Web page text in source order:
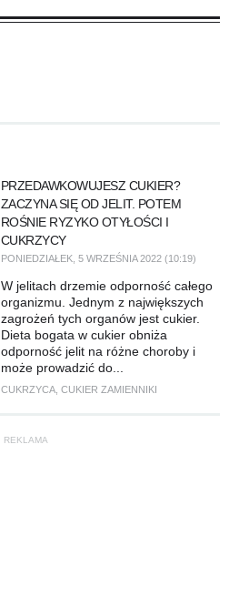
PRZEDAWKOWUJESZ CUKIER?
ZACZYNA SIĘ OD JELIT. POTEM
ROŚNIE RYZYKO OTYŁOŚCI I
CUKRZYCY
PONIEDZIAŁEK, 5 WRZEŚNIA 2022 (10:19)
W jelitach drzemie odporność całego
organizmu. Jednym z największych
zagrożeń tych organów jest cukier.
Dieta bogata w cukier obniża
odporność jelit na różne choroby i
może prowadzić do...
CUKRZYCA, CUKIER ZAMIENNIKI
REKLAMA